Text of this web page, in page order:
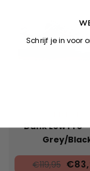
Dunk Low Pro
Grey/
€119,95
Schrijf je in voor